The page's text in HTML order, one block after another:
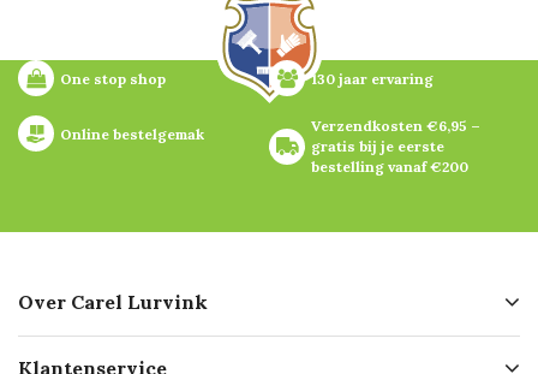
One stop shop 130 jaar ervaring
Online bestelgemak
Verzendkosten €6,95 –
gratis bij je eerste
bestelling vanaf €200
Over Carel Lurvink
Klantenservice